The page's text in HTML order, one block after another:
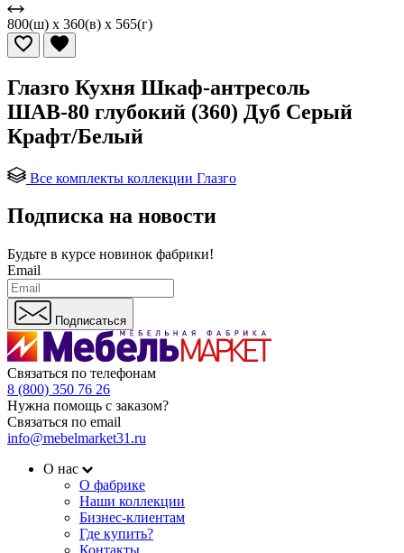
800(ш) x 360(в) x 565(г)
Глазго Кухня Шкаф-антресоль
ШАВ-80 глубокий (360) Дуб Серый
Крафт/Белый
Все комплекты коллекции Глазго
Подписка на новости
Будьте в курсе новинок фабрики!
Email
Подписаться
Связаться по телефонам
8 (800) 350 76 26
Нужна помощь с заказом?
Связаться по email
info@mebelmarket31.ru
О нас
О фабрике
Наши коллекции
Бизнес-клиентам
Где купить?